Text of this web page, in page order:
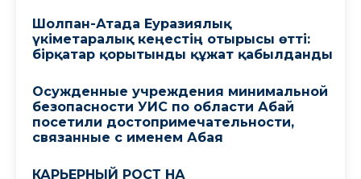
Шолпан-Атада Еуразиялық
үкіметаралық кеңестің отырысы өтті:
бірқатар қорытынды құжат қабылданды
Осужденные учреждения минимальной
безопасности УИС по области Абай
посетили достопримечательности,
связанные с именем Абая
КАРЬЕРНЫЙ РОСТ НА